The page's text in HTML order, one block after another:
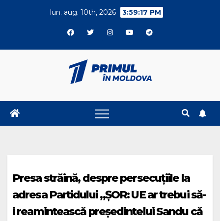
lun. aug. 10th, 2026 3:59:17 PM
Presa străină, despre persecuțiile la
adresa Partidului „ȘOR: UE ar trebui să-
i reamintească președintelui Sandu că